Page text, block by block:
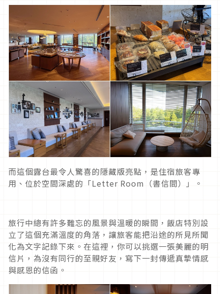
而這個露台最令人驚喜的隱藏版亮點，是住宿旅客專
用、位於空間深處的「Letter Room（書信間）」。
旅行中總有許多難忘的風景與溫暖的瞬間，飯店特別設
立了這個充滿溫度的角落，讓旅客能把沿途的所見所聞
化為文字記錄下來。在這裡，你可以挑選一張美麗的明
信片，為沒有同行的至親好友，寫下一封傳遞真摯情感
與感恩的信函。